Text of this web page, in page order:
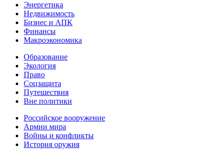
Энергетика
Недвижимость
Бизнес и АПК
Финансы
Макроэкономика
Образование
Экология
Право
Соцзащита
Путешествия
Вне политики
Российское вооружение
Армии мира
Войны и конфликты
История оружия